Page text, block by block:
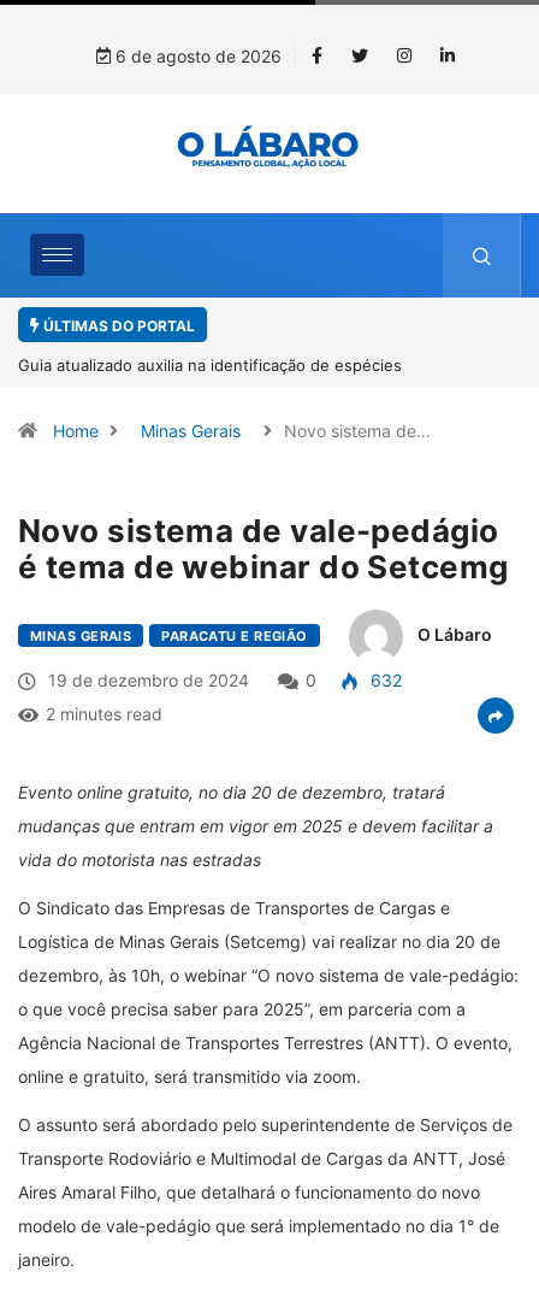
6 de agosto de 2026
ÚLTIMAS DO PORTAL
Kinross inicia rastreamento digital de 10 mil mudas usadas na
Home Minas Gerais Novo sistema de…
Novo sistema de vale-pedágio
é tema de webinar do Setcemg
MINAS GERAIS PARACATU E REGIÃO O Lábaro
19 de dezembro de 2024 0
632
2 minutes read
Evento online gratuito, no dia 20 de dezembro, tratará
mudanças que entram em vigor em 2025 e devem facilitar a
vida do motorista nas estradas
O Sindicato das Empresas de Transportes de Cargas e
Logística de Minas Gerais (Setcemg) vai realizar no dia 20 de
dezembro, às 10h, o webinar “O novo sistema de vale-pedágio:
o que você precisa saber para 2025”, em parceria com a
Agência Nacional de Transportes Terrestres (ANTT). O evento,
online e gratuito, será transmitido via zoom.
O assunto será abordado pelo superintendente de Serviços de
Transporte Rodoviário e Multimodal de Cargas da ANTT, José
Aires Amaral Filho, que detalhará o funcionamento do novo
modelo de vale-pedágio que será implementado no dia 1° de
janeiro.